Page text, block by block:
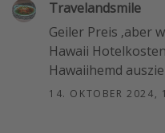
Travelandsmile
Geiler Preis ,aber
Hawaii
Hawaiihemd
14. OKTOBER 2024,